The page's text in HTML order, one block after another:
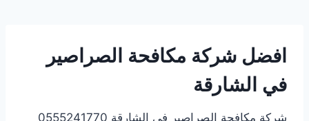
افضل شركة مكافحة الصراصير
في الشارقة
شركة مكافحة الصراصير في الشارقة 0555241770